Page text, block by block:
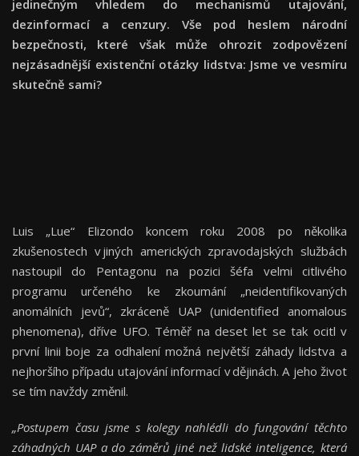
jedinečným vhledem do mechanismů utajování,
dezinformací a cenzury. Vše pod heslem národní
bezpečnosti, které však může ohrozit zodpovězení
nejzásadnější existenční otázky lidstva: Jsme ve vesmíru
skutečně sami?
Luis „Lue“ Elizondo koncem roku 2008 po několika
zkušenostech v jiných amerických zpravodajských službách
nastoupil do Pentagonu na pozici šéfa velmi citlivého
programu určeného ke zkoumání „neidentifikovaných
anomálních jevů“, zkráceně UAP (unidentified anomalous
phenomena), dříve UFO. Téměř na deset let se tak ocitl v
první linii boje za odhalení možná největší záhady lidstva a
nejhoršího případu utajování informací v dějinách. A jeho život
se tím navždy změnil.
„Postupem času jsme s kolegy nahlédli do fungování těchto
záhadných UAP a do záměrů jiné než lidské inteligence, která